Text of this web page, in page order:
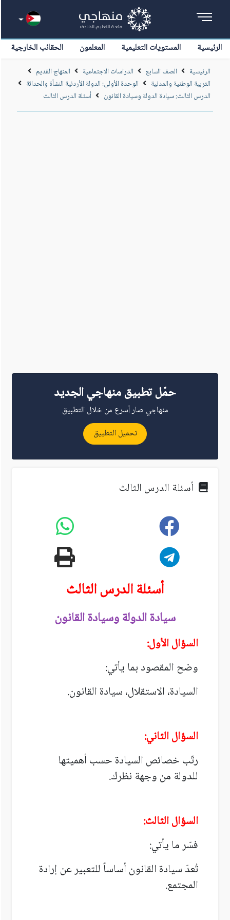
الرئيسية المستويات التعليمية المعلمون الحقائب الخارجية
الرئيسية الصف السابع الدراسات الاجتماعية
المنهاج القديم
التربية الوطنية والمدنية
الوحدة الأولى: الدولة الأردنية النشأة والحداثة
الدرس الثالث: سيادة الدولة وسيادة القانون
أسئلة الدرس الثالث
حمّل تطبيق منهاجي الجديد
منهاجي صار أسرع من خلال التطبيق
تحميل التطبيق
أسئلة الدرس الثالث
أسئلة الدرس الثالث
سيادة الدولة وسيادة القانون
السؤال الأول:
وضح المقصود بما يأتي:
السيادة، الاستقلال، سيادة القانون.
السؤال الثاني:
رتّب خصائص السيادة حسب أهميتها
للدولة من وجهة نظرك.
السؤال الثالث:
فسّر ما يأتي:
تُعدّ سيادة القانون أساساً للتعبير عن إرادة
المجتمع.